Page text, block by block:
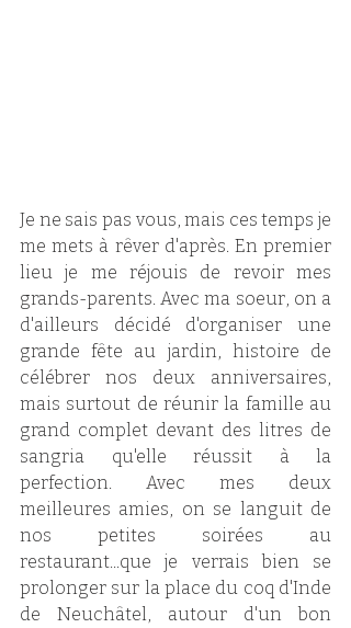
Je ne sais pas vous, mais ces temps je
me mets à rêver d'après. En premier
lieu je me réjouis de revoir mes
grands-parents. Avec ma soeur, on a
d'ailleurs décidé d'organiser une
grande fête au jardin, histoire de
célébrer nos deux anniversaires,
mais surtout de réunir la famille au
grand complet devant des litres de
sangria qu'elle réussit à la
perfection. Avec mes deux
meilleures amies, on se languit de
nos petites soirées au
restaurant...que je verrais bien se
prolonger sur la place du coq d'Inde
de Neuchâtel, autour d'un bon